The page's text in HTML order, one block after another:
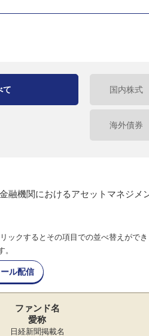
て 国内株式
海外債券
融機関におけるアセットマネジメ
ックするとその項目での並べ替えができ
ル配信
ファンド名
愛称
日経新聞掲載名